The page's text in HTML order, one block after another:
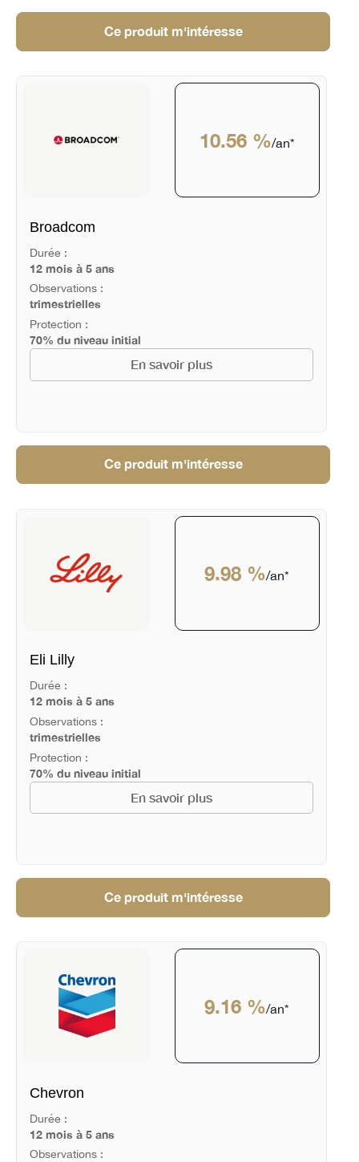
Ce produit m'intéresse
10.56 %/an*
Broadcom
Durée :
12 mois à 5 ans
Observations :
trimestrielles
Protection :
70% du niveau initial
En savoir plus
Ce produit m'intéresse
9.98 %/an*
Eli Lilly
Durée :
12 mois à 5 ans
Observations :
trimestrielles
Protection :
70% du niveau initial
En savoir plus
Ce produit m'intéresse
9.16 %/an*
Chevron
Durée :
12 mois à 5 ans
Observations :